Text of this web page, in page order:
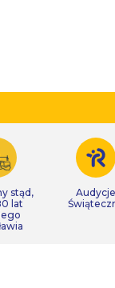
stąd,
lat
Audycje